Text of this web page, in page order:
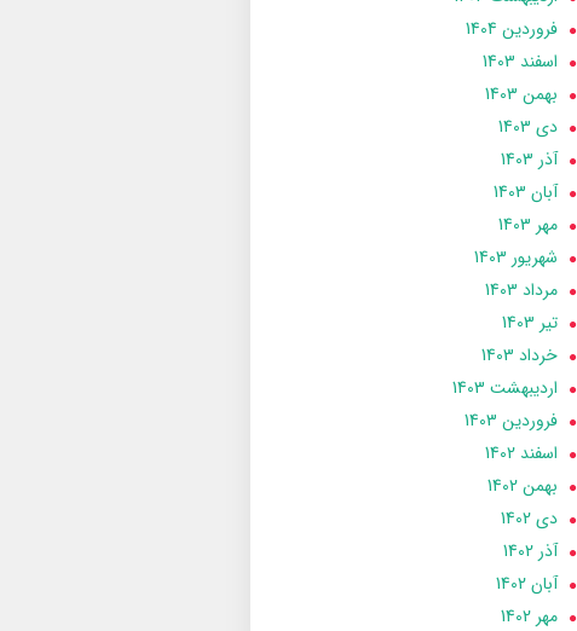
فروردین 1404
اسفند 1403
بهمن 1403
دی 1403
آذر 1403
آبان 1403
مهر 1403
شهریور 1403
مرداد 1403
تير 1403
خرداد 1403
ارديبهشت 1403
فروردین 1403
اسفند 1402
بهمن 1402
دی 1402
آذر 1402
آبان 1402
مهر 1402